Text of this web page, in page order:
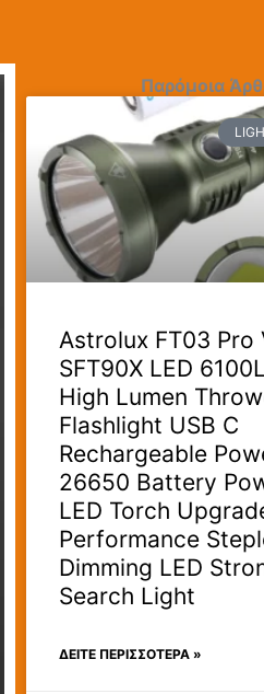
Παρόμοια
Astrolux FT03 Pro
SFT90X LED
High Lumen
Flashlight USB C
Rechargeable
26650 Battery
LED Torch
Performance
Dimming LED
Search Light
ΔΕΊΤΕ ΠΕΡΙΣΣΟΤΕΡΑ »